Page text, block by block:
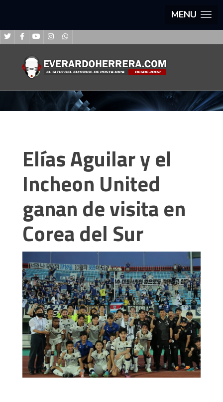
MENU
Elías Aguilar y el
Incheon United
ganan de visita en
Corea del Sur